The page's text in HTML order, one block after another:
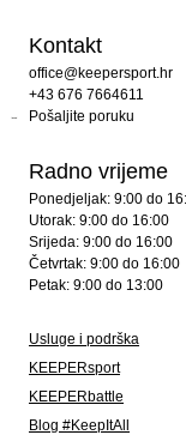
Kontakt
office@keepersport.hr
+43 676 7664611
Pošaljite poruku
Radno vrijeme
Ponedjeljak: 9:00 do
Utorak: 9:00 do 16:00
Srijeda: 9:00 do 16:00
Četvrtak: 9:00 do 16:00
Petak: 9:00 do 13:00
Usluge i podrška
KEEPERsport
KEEPERbattle
Blog #KeepItAll